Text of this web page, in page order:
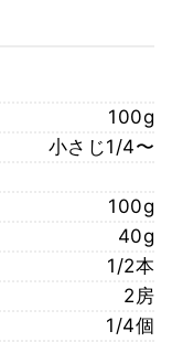
100g
小さじ1/4〜
100g
40g
1/2本
2房
1/4個